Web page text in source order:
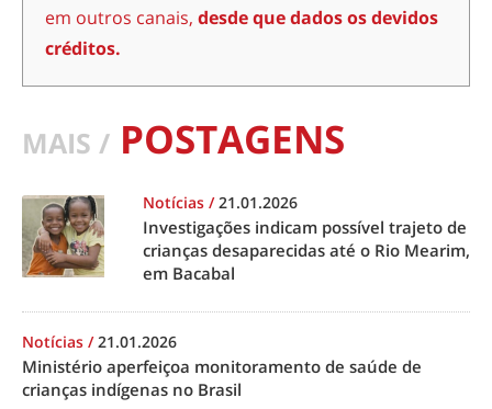
em outros canais, desde que dados os devidos
créditos.
MAIS / POSTAGENS
Notícias /21.01.2026
Investigações indicam possível trajeto de
crianças desaparecidas até o Rio Mearim,
em Bacabal
Notícias /21.01.2026
Ministério aperfeiçoa monitoramento de saúde de
crianças indígenas no Brasil